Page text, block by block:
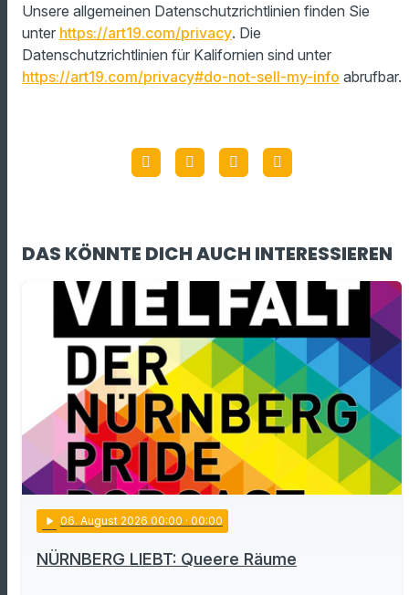
Unsere allgemeinen Datenschutzrichtlinien finden Sie
unter https://art19.com/privacy. Die
Datenschutzrichtlinien für Kalifornien sind unter
https://art19.com/privacy#do-not-sell-my-info abrufbar.
DAS KÖNNTE DICH AUCH INTERESSIEREN
play_arrow 06. August 2026 00:00 · 00:00
NÜRNBERG LIEBT: Queere Räume